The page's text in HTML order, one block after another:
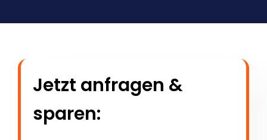
Jetzt anfragen &
sparen: